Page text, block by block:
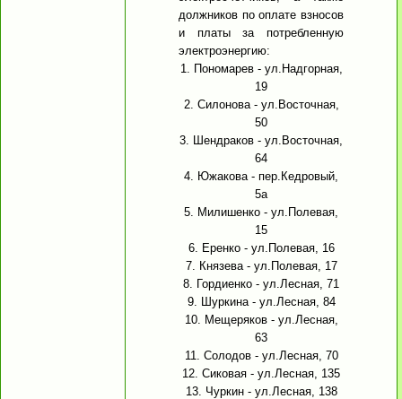
должников по оплате взносов
и платы за потребленную
электроэнергию:
1. Пономарев - ул.Надгорная,
19
2. Силонова - ул.Восточная,
50
3. Шендраков - ул.Восточная,
64
4. Южакова - пер.Кедровый,
5а
5. Милишенко - ул.Полевая,
15
6. Еренко - ул.Полевая, 16
7. Князева - ул.Полевая, 17
8. Гордиенко - ул.Лесная, 71
9. Шуркина - ул.Лесная, 84
10. Мещеряков - ул.Лесная,
63
11. Солодов - ул.Лесная, 70
12. Сиковая - ул.Лесная, 135
13. Чуркин - ул.Лесная, 138